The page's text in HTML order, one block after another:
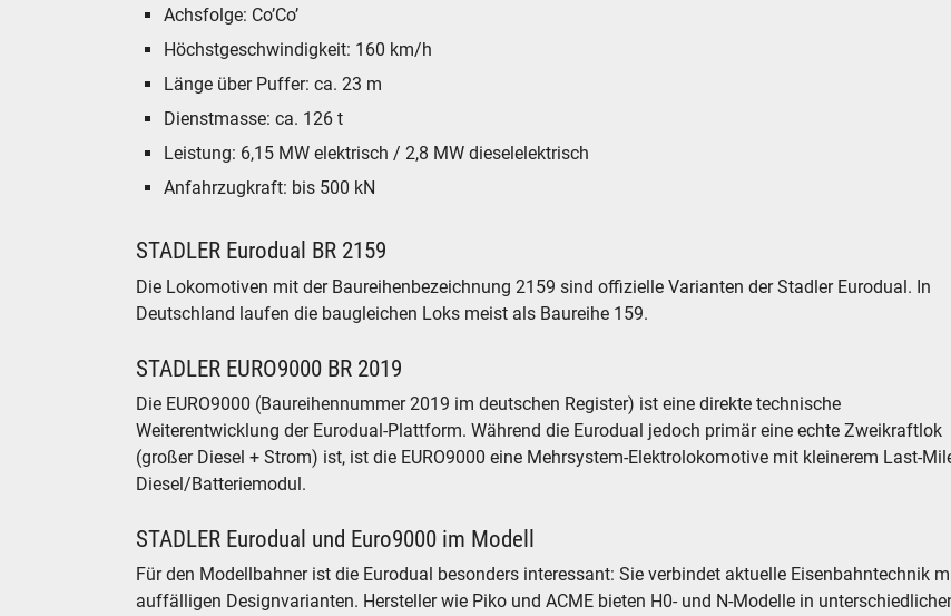
Achsfolge: Co’Co’
Höchstgeschwindigkeit: 160 km/h
Länge über Puffer: ca. 23 m
Dienstmasse: ca. 126 t
Leistung: 6,15 MW elektrisch / 2,8 MW dieselelektrisch
Anfahrzugkraft: bis 500 kN
STADLER Eurodual BR 2159
Die Lokomotiven mit der Baureihenbezeichnung 2159 sind offizielle Varianten der Stadler Eurodual. In
Deutschland laufen die baugleichen Loks meist als Baureihe 159.
STADLER EURO9000 BR 2019
Die EURO9000 (Baureihennummer 2019 im deutschen Register) ist eine direkte technische
Weiterentwicklung der Eurodual-Plattform. Während die Eurodual jedoch primär eine echte Zweikraftlok
(großer Diesel + Strom) ist, ist die EURO9000 eine Mehrsystem-Elektrolokomotive mit kleinerem Last-
Diesel/Batteriemodul.
STADLER Eurodual und Euro9000 im Modell
Für den Modellbahner ist die Eurodual besonders interessant: Sie verbindet aktuelle Eisenbahntechnik
auffälligen Designvarianten. Hersteller wie Piko und ACME bieten H0- und N-Modelle in